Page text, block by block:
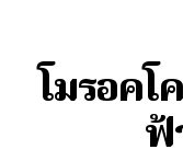
โมรอค
ฟ้